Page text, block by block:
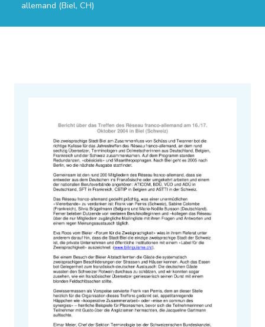
allemand (Biel, CH)